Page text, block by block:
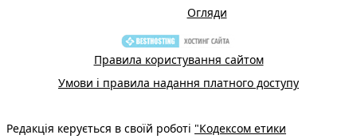
Огляди
Правила користування сайтом
Умови і правила надання платного доступу
Редакція керується в своїй роботі "Кодексом етики